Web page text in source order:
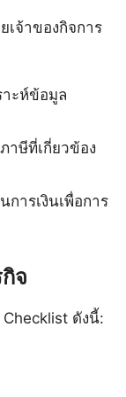
จ้าของกิจการ
าะห์ข้อมูล
าษีที่เกี่ยวข้อง
การเงินเพื่อการ
จ
ดังนี้: